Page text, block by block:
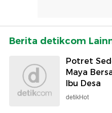
Berita detikcom
Potret
Maya
Ibu Desa
detikHot